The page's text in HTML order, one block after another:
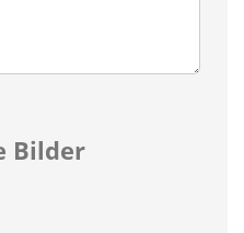
Bilder